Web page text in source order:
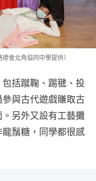
會北角協同中學提供）
括蹴鞠、踢毽、投
與古代遊戲賺取古
另外又設有工藝攤
鬚糖，同學都很感